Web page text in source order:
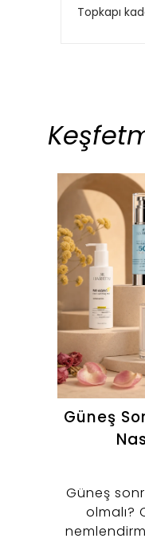
Topkapı
Güneş
Güneş
olmalı?